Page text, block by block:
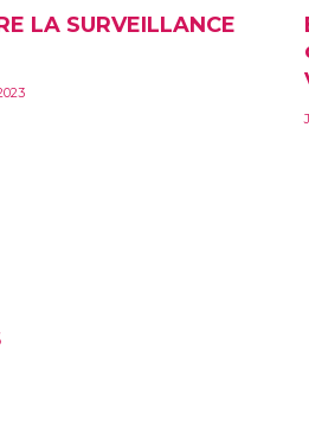
LA SURVEILLANCE